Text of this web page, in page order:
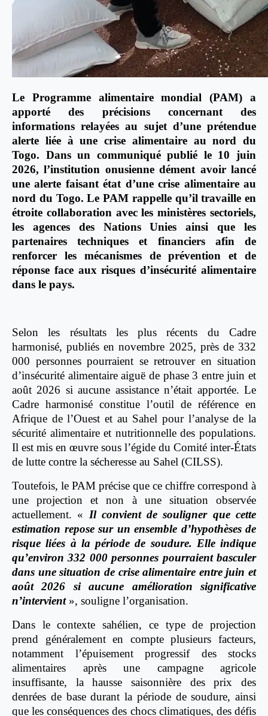
Le Programme alimentaire mondial (PAM) a
apporté des précisions concernant des
informations relayées au sujet d’une prétendue
alerte liée à une crise alimentaire au nord du
Togo. Dans un communiqué publié le 10 juin
2026, l’institution onusienne dément avoir lancé
une alerte faisant état d’une crise alimentaire au
nord du Togo.Le PAM rappelle qu’il travaille en
étroite collaboration avec les ministères sectoriels,
les agences des Nations Unies ainsi que les
partenaires techniques et financiers afin de
renforcer les mécanismes de prévention et de
réponse face aux risques d’insécurité alimentaire
dans le pays.
Selon les résultats les plus récents du Cadre
harmonisé, publiés en novembre 2025, près de 332
000 personnes pourraient se retrouver en situation
d’insécurité alimentaire aiguë de phase 3 entre juin et
août 2026 si aucune assistance n’était apportée. Le
Cadre harmonisé constitue l’outil de référence en
Afrique de l’Ouest et au Sahel pour l’analyse de la
sécurité alimentaire et nutritionnelle des populations.
Il est mis en œuvre sous l’égide du Comité inter-États
de lutte contre la sécheresse au Sahel (CILSS).
Toutefois, le PAM précise que ce chiffre correspond à
une projection et non à une situation observée
actuellement. « Il convient de souligner que cette
estimation repose sur un ensemble d’hypothèses de
risque liées à la période de soudure. Elle indique
qu’environ 332 000 personnes pourraient basculer
dans une situation de crise alimentaire entre juin et
août 2026 si aucune amélioration significative
n’intervient », souligne l’organisation.
Dans le contexte sahélien, ce type de projection
prend généralement en compte plusieurs facteurs,
notamment l’épuisement progressif des stocks
alimentaires après une campagne agricole
insuffisante, la hausse saisonnière des prix des
denrées de base durant la période de soudure, ainsi
que les conséquences des chocs climatiques, des défis